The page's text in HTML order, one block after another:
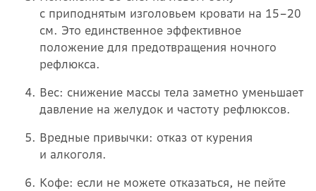
с приподнятым изголовьем кровати на 15–20
см. Это единственное эффективное
положение для предотвращения ночного
рефлюкса.
Вес: снижение массы тела заметно уменьшает
давление на желудок и частоту рефлюксов.
Вредные привычки: отказ от курения
и алкоголя.
Кофе: если не можете отказаться, не пейте